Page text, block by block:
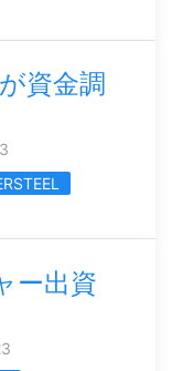
資金調
ー出資